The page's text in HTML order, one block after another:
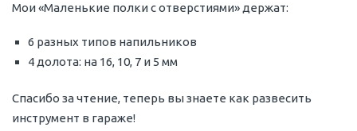
Мои «Маленькие полки с отверстиями» держат:
6 разных типов напильников
4 долота: на 16, 10, 7 и 5 мм
Спасибо за чтение, теперь вы знаете как развесить
инструмент в гараже!